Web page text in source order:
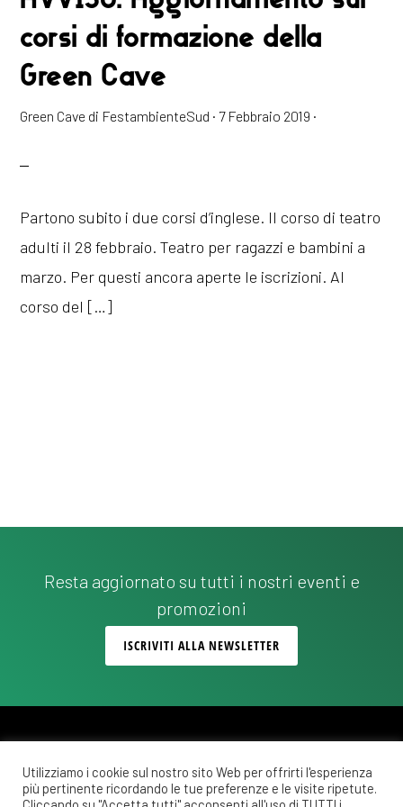
corsi di formazione della
Green Cave
Green Cave di FestambienteSud · 7 Febbraio 2019 ·
Partono subito i due corsi d’inglese. Il corso di teatro
adulti il 28 febbraio. Teatro per ragazzi e bambini a
marzo. Per questi ancora aperte le iscrizioni. Al
corso del […]
Resta aggiornato su tutti i nostri eventi e
promozioni
ISCRIVITI ALLA NEWSLETTER
Copyright © 2026 ·Monochrome ProonGenesis Framework·WordPress
Utilizziamo i cookie sul nostro sito Web per offrirti l'esperienza
più pertinente ricordando le tue preferenze e le visite ripetute.